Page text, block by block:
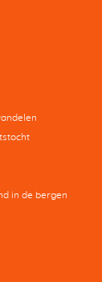
in de bergen